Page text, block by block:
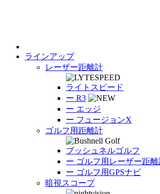
ラインアップ
レーザー距離計
ライトスピード
ー R3
ー エッジ
ー フュージョンX
ゴルフ用距離計
ブッシュネルゴルフ
ー ゴルフ用レーザー距離
ー ゴルフ用GPSナビ
暗視スコープ